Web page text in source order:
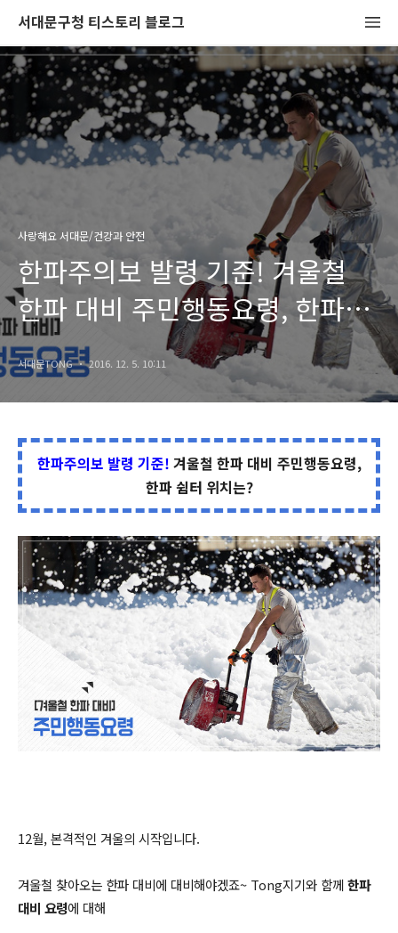
서대문구청 티스토리 블로그
사랑해요 서대문/건강과 안전
한파주의보 발령 기준! 겨울철
한파 대비 주민행동요령, 한파
쉼터 위치는?
서대문TONG 2016. 12. 5. 10:11
한파주의보 발령 기준! 겨울철 한파 대비 주민행동요령,
한파 쉼터 위치는?
12월, 본격적인 겨울의 시작입니다.
겨울철 찾아오는 한파 대비에 대비해야겠죠~ Tong지기와 함께한파
대비 요령에 대해